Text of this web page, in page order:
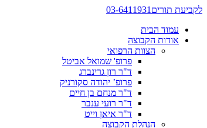
לקביעת תורים 03-6411931
עמוד הבית
אודות הקבוצה
הצוות הרפואי
פרופ' שמואל אביטל
ד"ר רון גרינברג
פרופ’ יהודה סקורניק
ד"ר מנחם בן חיים
ד"ר רועי ענבר
ד"ר איאן וייט
הנהלת הקבוצה